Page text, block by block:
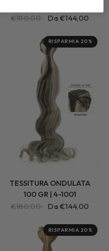
€180,00 Da €144,00
RISPARMIA 20%
TESSITURA ONDULATA
100 GR | 4-1001
€180,00 Da €144,00
RISPARMIA 20%